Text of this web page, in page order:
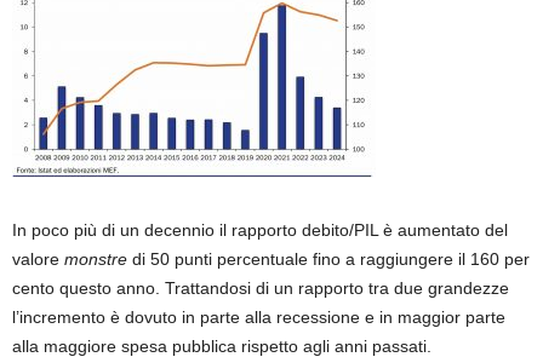
In poco più di un decennio il rapporto debito/PIL è aumentato del
valore monstre di 50 punti percentuale fino a raggiungere il 160 per
cento questo anno. Trattandosi di un rapporto tra due grandezze
l’incremento è dovuto in parte alla recessione e in maggior parte
alla maggiore spesa pubblica rispetto agli anni passati.